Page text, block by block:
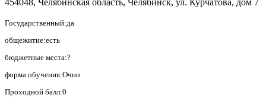
Государственный:да
общежитие:есть
бюджетные места:?
форма обучения:Очно
Проходной балл:0